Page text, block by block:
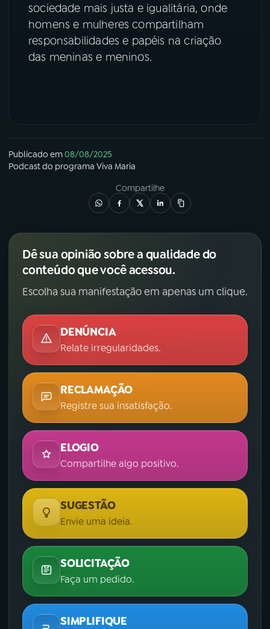
YouTube Facebook
Instagram X
sociedade mais justa e igualitária, onde
homens e mulheres compartilham
responsabilidades e papéis na criação
das meninas e meninos.
Publicado em08/08/2025
Podcastdo programa Viva Maria
Compartilhe
Dê sua opinião sobre a qualidade do
conteúdo que você acessou.
Escolha sua manifestação em apenas um clique.
DENÚNCIA
Relate irregularidades.
RECLAMAÇÃO
Registre sua insatisfação.
ELOGIO
Compartilhe algo positivo.
SUGESTÃO
Envie uma ideia.
SOLICITAÇÃO
Faça um pedido.
SIMPLIFIQUE